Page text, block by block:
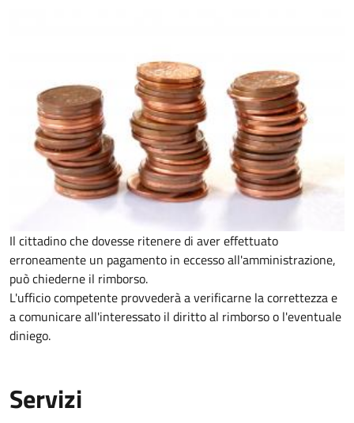
Il cittadino che dovesse ritenere di aver effettuato
erroneamente un pagamento in eccesso all'amministrazione,
può chiederne il rimborso.
L'ufficio competente provvederà a verificarne la correttezza e
a comunicare all'interessato il diritto al rimborso o l'eventuale
diniego.
Servizi